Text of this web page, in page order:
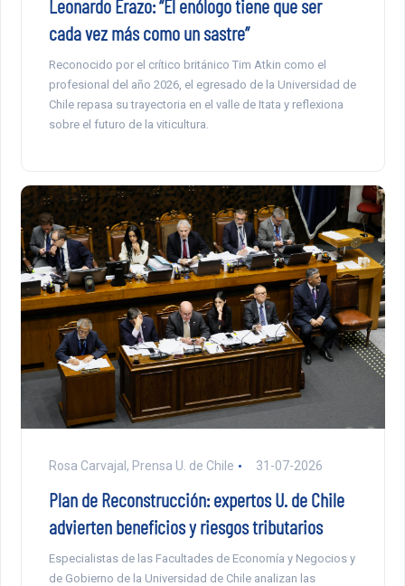
Leonardo Erazo: “El enólogo tiene que ser
cada vez más como un sastre”
Reconocido por el crítico británico Tim Atkin como el
profesional del año 2026, el egresado de la Universidad de
Chile repasa su trayectoria en el valle de Itata y reflexiona
sobre el futuro de la viticultura.
Rosa Carvajal, Prensa U. de Chile 31-07-2026
Plan de Reconstrucción: expertos U. de Chile
advierten beneficios y riesgos tributarios
Especialistas de las Facultades de Economía y Negocios y
de Gobierno de la Universidad de Chile analizan las